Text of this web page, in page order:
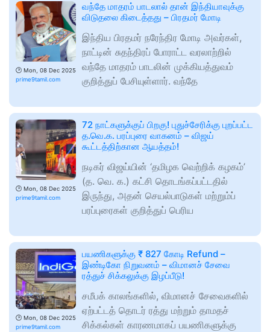
🕑 Mon, 08 Dec 2025
prime9tamil.com
வந்தே மாதரம் பாடலால் தான் இந்தியாவுக்கு
விடுதலை கிடைத்தது – பிரதமர் மோடி
இந்திய பிரதமர் நரேந்திர மோடி அவர்கள்,
நாட்டின் சுதந்திரப் போராட்ட வரலாற்றில்
வந்தே மாதரம் பாடலின் முக்கியத்துவம்
குறித்துப் பேசியுள்ளார். வந்தே
🕑 Mon, 08 Dec 2025
prime9tamil.com
72 நாட்களுக்குப் பிறகு! புதுச்சேரிக்கு புறப்பட்ட
த.வெ.க. பரப்புரை வாகனம் – விஜய்
கூட்டத்திற்கான ஆயத்தம்!
நடிகர் விஜய்யின் ‘தமிழக வெற்றிக் கழகம்’
(த. வெ. க.) கட்சி தொடங்கப்பட்டதில்
இருந்து, அதன் செயல்பாடுகள் மற்றும்ப்
பரப்புரைகள் குறித்துப் பெரிய
🕑 Mon, 08 Dec 2025
prime9tamil.com
பயணிகளுக்கு ₹ 827 கோடி Refund –
இண்டிகோ நிறுவனம் – விமானச் சேவை
ரத்துச் சிக்கலுக்கு இழப்பீடு!
சமீபக் காலங்களில், விமானச் சேவைகளில்
ஏற்பட்டத் தொடர் ரத்து மற்றும் தாமதச்
சிக்கல்கள் காரணமாகப் பயணிகளுக்கு